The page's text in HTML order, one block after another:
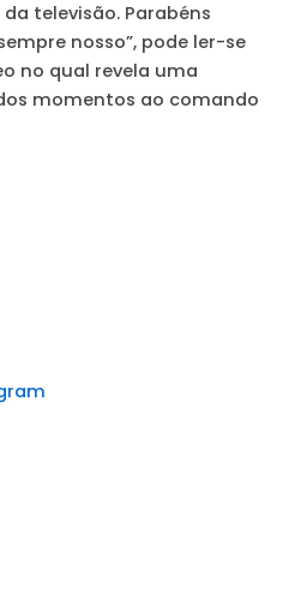
da televisão. Parabéns
nosso”, pode ler-se
no qual revela uma
momentos ao comando